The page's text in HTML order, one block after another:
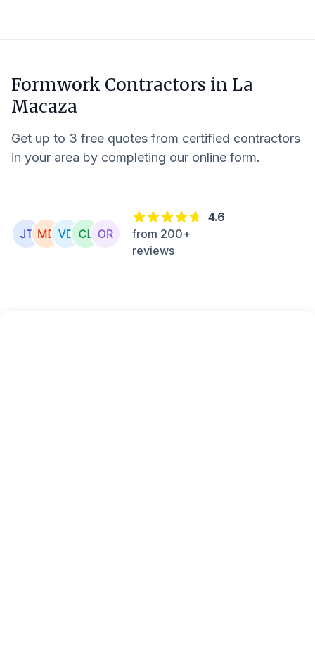
Formwork Contractors in La
Macaza
Get up to 3 free quotes from certified contractors
in your area by completing our online form.
4.6
from 200+
reviews